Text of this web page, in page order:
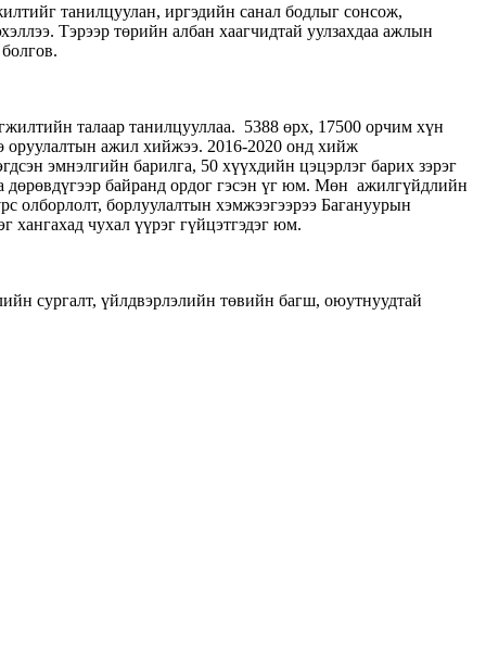
танилцуулан, иргэдийн санал бодлыг сонсож,
Тэрээр төрийн албан хаагчидтай уулзахдаа ажлын
талаар танилцууллаа. 5388 өрх, 17500 орчим хүн
оруулалтын ажил хийжээ. 2016-2020 онд хийж
эмнэлгийн барилга, 50 хүүхдийн цэцэрлэг барих зэрэг
байранд ордог гэсэн үг юм. Мөн ажилгүйдлийн
олборлолт, борлуулалтын хэмжээгээрээ Багануурын
чухал үүрэг гүйцэтгэдэг юм.
сургалт, үйлдвэрлэлийн төвийн багш, оюутнуудтай